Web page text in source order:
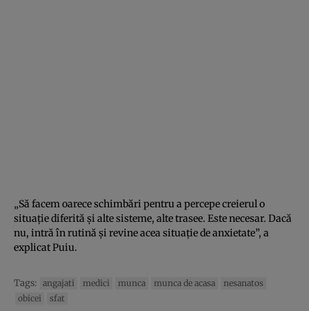
„Să facem oarece schimbări pentru a percepe creierul o
situaţie diferită şi alte sisteme, alte trasee. Este necesar. Dacă
nu, intră în rutină şi revine acea situaţie de anxietate”, a
explicat Puiu.
Tags: angajati medici munca munca de acasa
nesanatos
obicei
sfat